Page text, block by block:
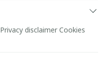
Privacy disclaimer Cookies